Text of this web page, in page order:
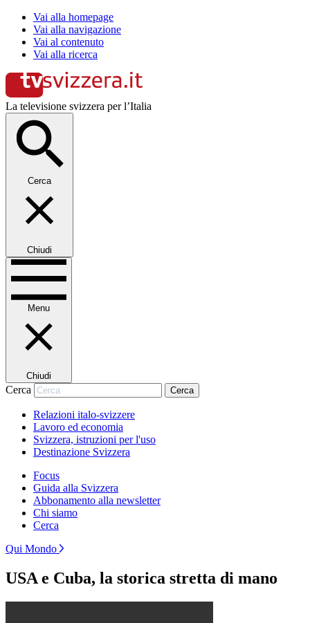
Vai alla homepage
Vai alla navigazione
Vai al contenuto
Vai alla ricerca
La televisione svizzera per l’Italia
Cerca
Chiudi
Menu
Chiudi
Cerca Cerca
Relazioni italo-svizzere
Lavoro ed economia
Svizzera, istruzioni per l'uso
Destinazione Svizzera
Focus
Guida alla Svizzera
Abbonamento alla newsletter
Chi siamo
Cerca
Qui Mondo
USA e Cuba, la storica stretta di mano